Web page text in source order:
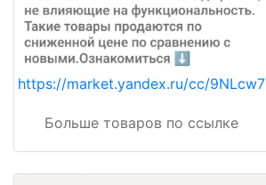
https://market.yandex.ru/cc/9NLcw7
Больше товаров по ссылке